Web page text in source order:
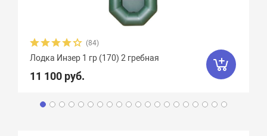
(84)
Лодка Инзер 1 гр (170) 2 гребная
11 100 руб.